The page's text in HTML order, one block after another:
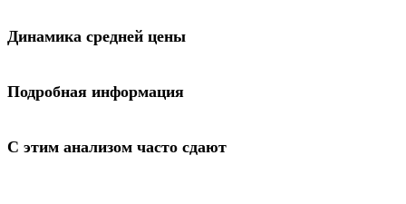
Динамика средней цены
Подробная информация
С этим анализом часто сдают